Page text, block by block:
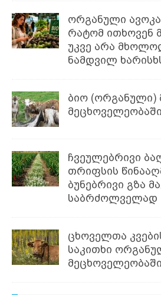
ორგანული
რატომ ითხოვენ
უკვე არა
ნამდვილ
ბიო (ორგანული)
მეცხოველეობაში
ჩვეულებრივი
თრიფსის
ბუნებრივი გზა
საბრძოლველად
ცხოველთა
საკითხი
მეცხოველეობაში